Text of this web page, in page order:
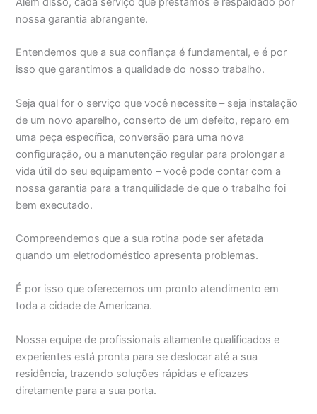
nossa garantia abrangente.
Entendemos que a sua confiança é fundamental, e é por
isso que garantimos a qualidade do nosso trabalho.
Seja qual for o serviço que você necessite – seja instalação
de um novo aparelho, conserto de um defeito, reparo em
uma peça específica, conversão para uma nova
configuração, ou a manutenção regular para prolongar a
vida útil do seu equipamento – você pode contar com a
nossa garantia para a tranquilidade de que o trabalho foi
bem executado.
Compreendemos que a sua rotina pode ser afetada
quando um eletrodoméstico apresenta problemas.
É por isso que oferecemos um pronto atendimento em
toda a cidade de Americana.
Nossa equipe de profissionais altamente qualificados e
experientes está pronta para se deslocar até a sua
residência, trazendo soluções rápidas e eficazes
diretamente para a sua porta.